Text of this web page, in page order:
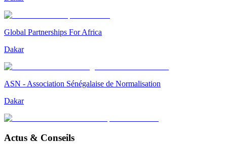
Global Partnerships For Africa
Dakar
ASN - Association Sénégalaise de Normalisation
Dakar
Actus & Conseils